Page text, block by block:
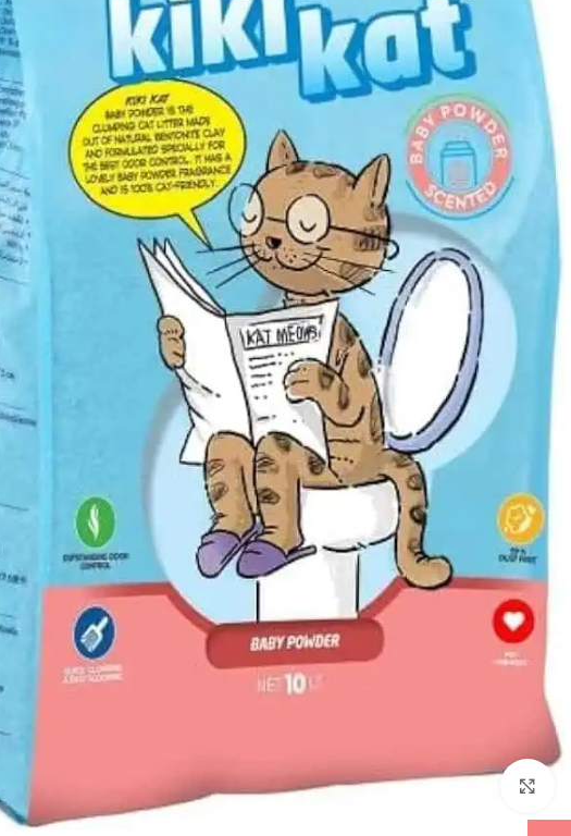
Click to enlarge